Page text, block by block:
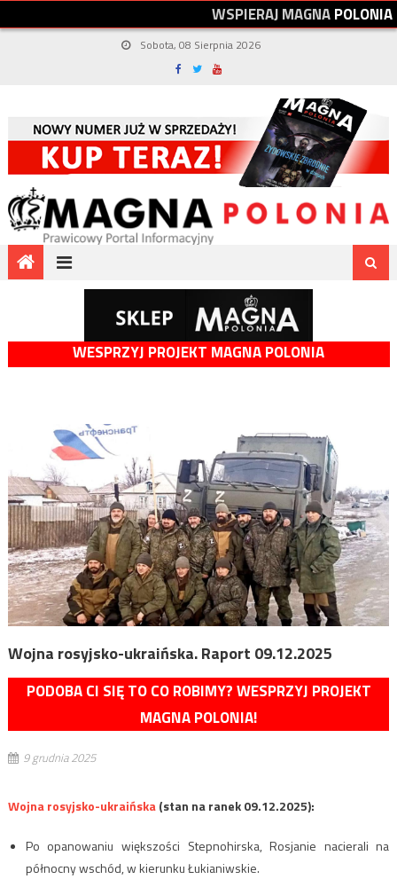
WSPIERAJMAGNAPOLONIA
Sobota, 08 Sierpnia 2026
WESPRZYJ PROJEKT MAGNA POLONIA
Wojna rosyjsko-ukraińska. Raport 09.12.2025
PODOBA CI SIĘ TO CO ROBIMY? WESPRZYJ PROJEKT
MAGNA POLONIA!
9 grudnia 2025
Wojna rosyjsko-ukraińska(stan na ranek 09.12.2025):
Po opanowaniu większości Stepnohirska, Rosjanie nacierali na
północny wschód, w kierunku Łukianiwskie.